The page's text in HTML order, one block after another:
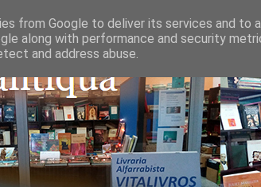
from Google to deliver its services and to
along with performance and security
and address abuse.